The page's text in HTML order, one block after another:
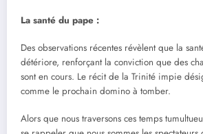
La santé du pape :
Des observations récentes révèlent que la
détériore, renforçant la conviction que des
sont en cours. Le récit de la Trinité impie
comme le prochain domino à tomber.
Alors que nous traversons ces temps